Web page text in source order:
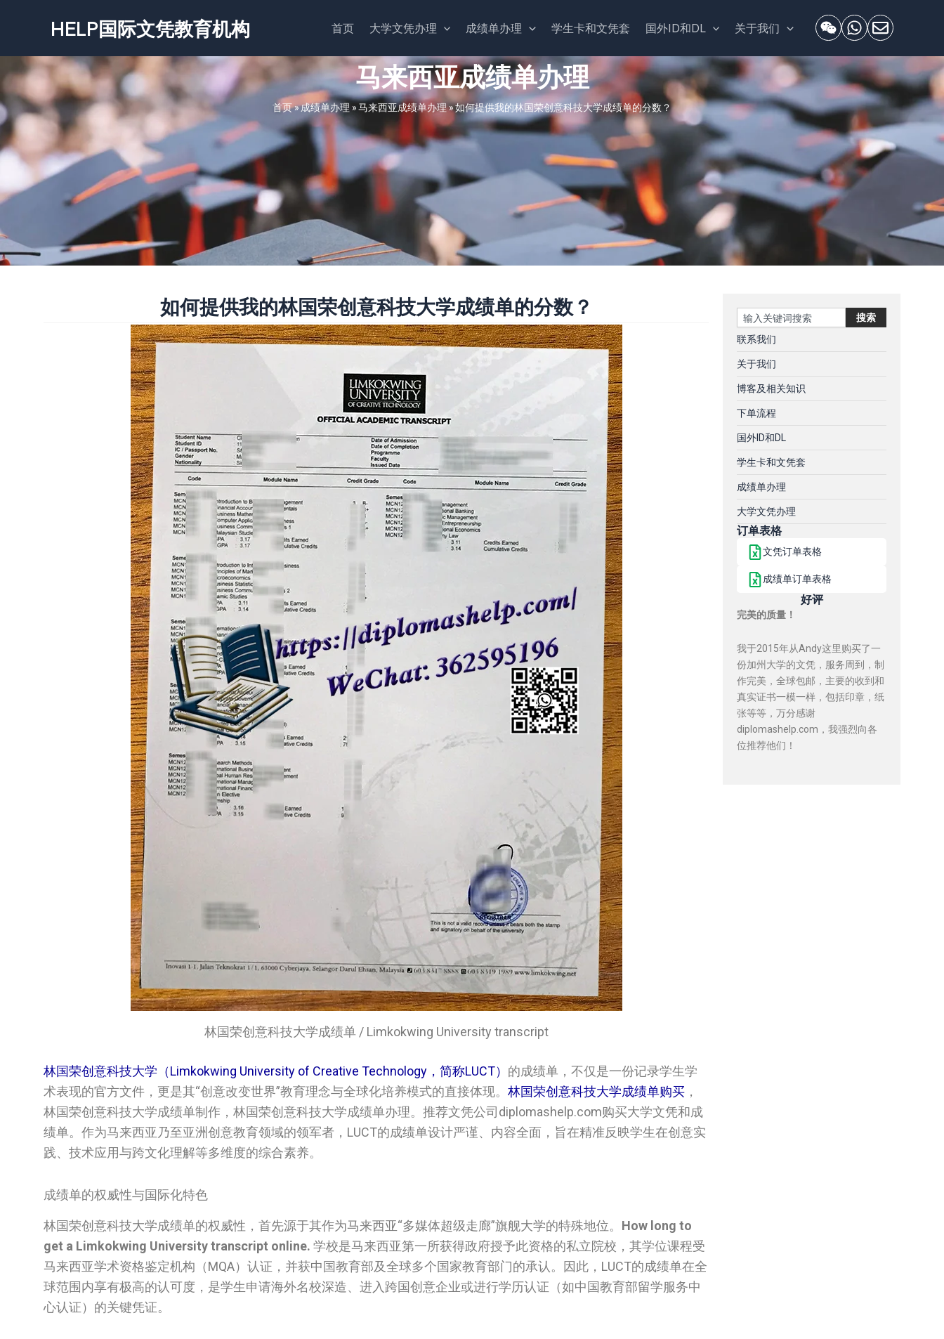
容
HELP国际文凭教育机构 首页 大学文凭办理 成绩单办理 学生卡和文凭套 国外ID和DL 关于我们
马来西亚成绩单办理
首页»成绩单办理 »马来西亚成绩单办理»如何提供我的林国荣创意科技大学成绩单的分数？
如何提供我的林国荣创意科技大学成绩单的分数？
林国荣创意科技大学成绩单 / Limkokwing University transcript
林国荣创意科技大学（Limkokwing University of Creative Technology，简称LUCT） 的成绩单，不仅是一份记录学生学
术表现的官方文件，更是其“创意改变世界”教育理念与全球化培养模式的直接体现。 林国荣创意科技大学成绩单购买 ，
林国荣创意科技大学成绩单制作，林国荣创意科技大学成绩单办理。推荐文凭公司diplomashelp.com购买大学文凭和成
绩单。作为马来西亚乃至亚洲创意教育领域的领军者，LUCT的成绩单设计严谨、内容全面，旨在精准反映学生在创意实
践、技术应用与跨文化理解等多维度的综合素养。
成绩单的权威性与国际化特色
林国荣创意科技大学成绩单的权威性，首先源于其作为马来西亚“多媒体超级走廊”旗舰大学的特殊地位。 How long to
get a Limkokwing University transcript online. 学校是马来西亚第一所获得政府授予此资格的私立院校，其学位课程受
马来西亚学术资格鉴定机构（MQA）认证，并获中国教育部及全球多个国家教育部门的承认。因此，LUCT的成绩单在全
球范围内享有极高的认可度，是学生申请海外名校深造、进入跨国创意企业或进行学历认证（如中国教育部留学服务中
心认证）的关键凭证。
Search 搜索
联系我们
关于我们
博客及相关知识
下单流程
国外ID和DL
学生卡和文凭套
成绩单办理
大学文凭办理
订单表格
文凭订单表格
成绩单订单表格
好评
完美的质量！
我于2015年从Andy这里购买了一
份加州大学的文凭，服务周到，制
作完美，全球包邮，主要的收到和
真实证书一模一样，包括印章，纸
张等等，万分感谢
diplomashelp.com，我强烈向各
位推荐他们！